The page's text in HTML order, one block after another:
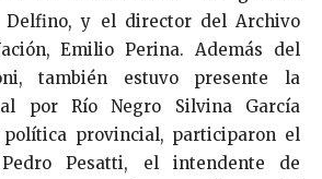
Delfino, y el director del Archivo
Emilio Perina. Además del
también estuvo presente la
por Río Negro Silvina García
provincial, participaron el
Pedro Pesatti, el intendente de